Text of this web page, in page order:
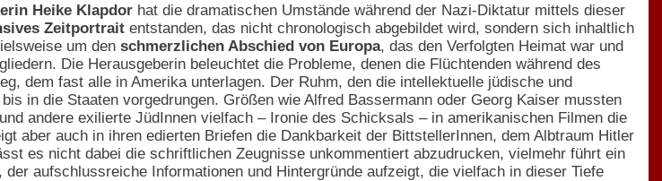
Heike Klapdor hat die dramatischen Umstände während der Nazi-Diktatur mittels dieser
Zeitportrait entstanden, das nicht chronologisch abgebildet wird, sondern sich inhaltlich
um den schmerzlichen Abschied von Europa, das den Verfolgten Heimat war und
Die Herausgeberin beleuchtet die Probleme, denen die Flüchtenden während des
dem fast alle in Amerika unterlagen. Der Ruhm, den die intellektuelle jüdische und
in die Staaten vorgedrungen. Größen wie Alfred Bassermann oder Georg Kaiser mussten
andere exilierte JüdInnen vielfach – Ironie des Schicksals – in amerikanischen Filmen die
aber auch in ihren edierten Briefen die Dankbarkeit der BittstellerInnen, dem Albtraum Hitler
es nicht dabei die schriftlichen Zeugnisse unkommentiert abzudrucken, vielmehr führt ein
der aufschlussreiche Informationen und Hintergründe aufzeigt, die vielfach in dieser Tiefe